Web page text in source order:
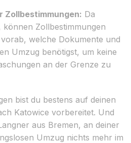
Zollbestimmungen: Da
können Zollbestimmungen
welche Dokumente und
Umzug benötigst, um keine
an der Grenze zu
bist du bestens auf deinen
Katowice vorbereitet. Und
aus Bremen, an deiner
Umzug nichts mehr im